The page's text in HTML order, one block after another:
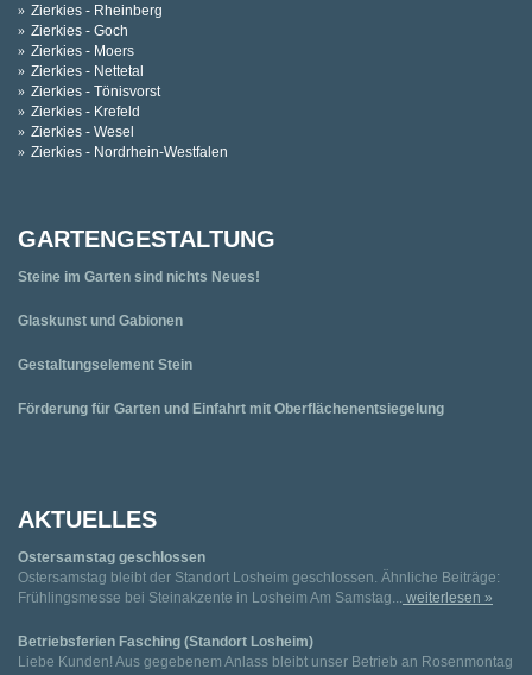
Zierkies - Rheinberg
Zierkies - Goch
Zierkies - Moers
Zierkies - Nettetal
Zierkies - Tönisvorst
Zierkies - Krefeld
Zierkies - Wesel
Zierkies - Nordrhein-Westfalen
GARTENGESTALTUNG
Steine im Garten sind nichts Neues!
Glaskunst und Gabionen
Gestaltungselement Stein
Förderung für Garten und Einfahrt mit Oberflächenentsiegelung
AKTUELLES
Ostersamstag geschlossen
Ostersamstag bleibt der Standort Losheim geschlossen. Ähnliche Beiträge:
Frühlingsmesse bei Steinakzente in Losheim Am Samstag...
weiterlesen »
Betriebsferien Fasching (Standort Losheim)
Liebe Kunden! Aus gegebenem Anlass bleibt unser Betrieb an Rosenmontag